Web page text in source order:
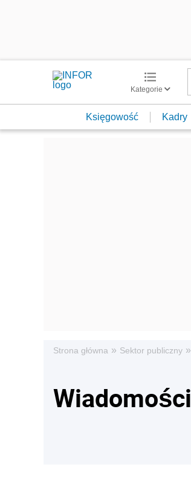
Kategorie
Księgowość Kadry
Strona główna » Sektor publiczny »
Wiadomości